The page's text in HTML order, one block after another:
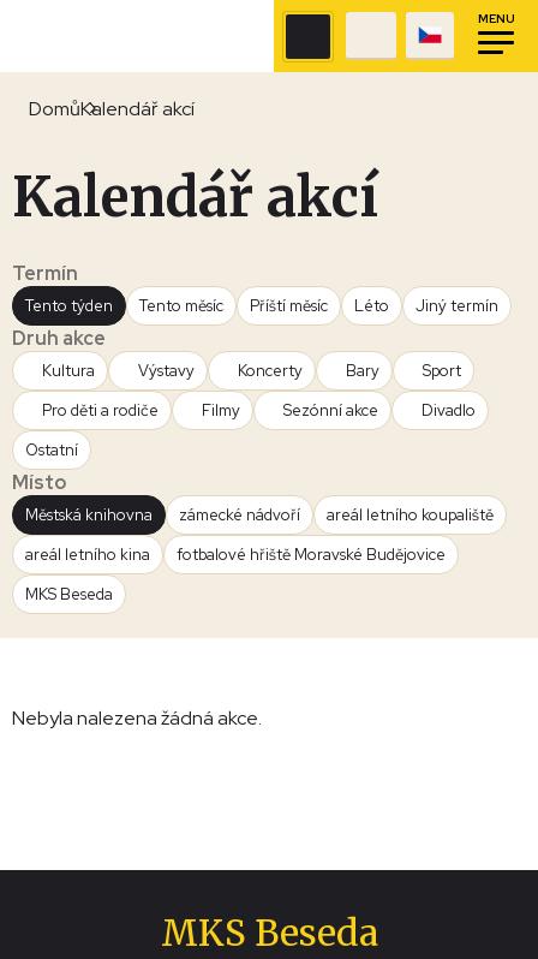
MENU
DomůKalendář akcí
Kalendář akcí
Termín
Tento týden Tento měsíc Příští měsíc Léto Jiný termín
Druh akce
Kultura Výstavy Koncerty Bary
Sport
Pro děti a rodiče
Filmy Sezónní akce
Divadlo
Ostatní
Místo
Městská knihovna zámecké nádvoří
areál letního koupaliště
areál letního kina
fotbalové hřiště Moravské Budějovice
MKS Beseda
Nebyla nalezena žádná akce.
MKS Beseda